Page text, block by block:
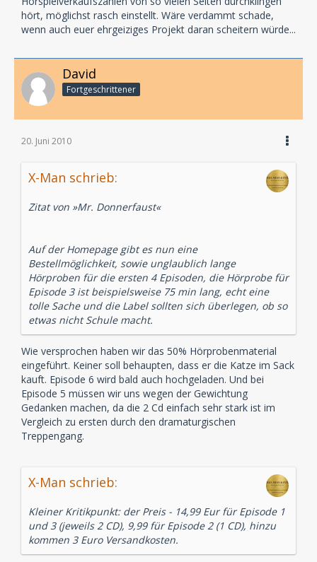
hört, möglichst rasch einstellt. Wäre verdammt schade,
wenn auch euer ehrgeiziges Projekt daran scheitern würde...
David
Fortgeschrittener
20. Juni 2010
X-Man schrieb:
Zitat von »Mr. Donnerfaust«
Auf der Homepage gibt es nun eine
Bestellmöglichkeit, sowie unglaublich lange
Hörproben für die ersten 4 Episoden, die Hörprobe für
Episode 3 ist beispielsweise 75 min lang, echt eine
tolle Sache und die Label sollten sich überlegen, ob so
etwas nicht Schule macht.
Wie versprochen haben wir das 50% Hörprobenmaterial
eingeführt. Keiner soll behaupten, dass er die Katze im Sack
kauft. Episode 6 wird bald auch hochgeladen. Und bei
Episode 5 müssen wir uns wegen der Gewichtung
Gedanken machen, da die 2 Cd einfach sehr stark ist im
Vergleich zu ersten durch den dramaturgischen
Treppengang.
X-Man schrieb:
Kleiner Kritikpunkt: der Preis - 14,99 Eur für Episode 1
und 3 (jeweils 2 CD), 9,99 für Episode 2 (1 CD), hinzu
kommen 3 Euro Versandkosten.